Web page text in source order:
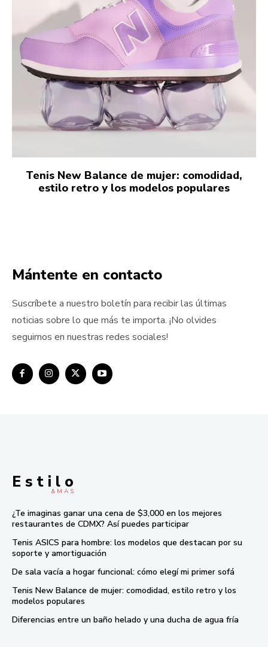
Tenis New Balance de mujer: comodidad,
estilo retro y los modelos populares
Mántente en contacto
Suscríbete a nuestro boletín para recibir las últimas
noticias sobre lo que más te importa. ¡No olvides
seguirnos en nuestras redes sociales!
E s t i l o
& M À S
¿Te imaginas ganar una cena de $3,000 en los mejores
restaurantes de CDMX? Así puedes participar
Tenis ASICS para hombre: los modelos que destacan por su
soporte y amortiguación
De sala vacía a hogar funcional: cómo elegí mi primer sofá
Tenis New Balance de mujer: comodidad, estilo retro y los
modelos populares
Diferencias entre un baño helado y una ducha de agua fría